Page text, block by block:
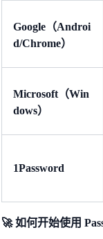
Google（Androi
d/Chrome）
Microsoft（Win
dows）
1Password
🚀 如何开始使用